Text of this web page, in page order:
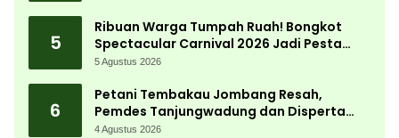
5
Ribuan Warga Tumpah Ruah! Bongkot
Spectacular Carnival 2026 Jadi Pesta
Kemerdekaan Terbesar di Peterongan
5 Agustus 2026
6
Petani Tembakau Jombang Resah,
Pemdes Tanjungwadung dan Disperta
Bergerak Cepat
4 Agustus 2026